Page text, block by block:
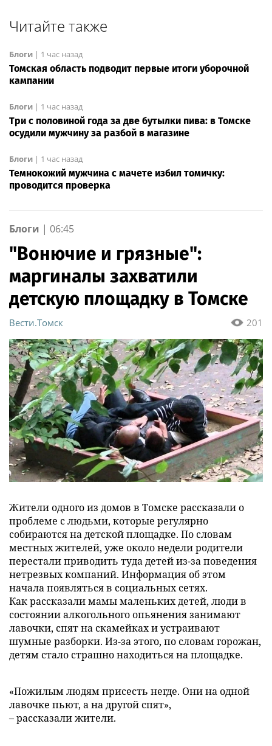
Читайте также
Блоги | 1 час назад
Томская область подводит первые итоги уборочной
кампании
Блоги | 1 час назад
Три с половиной года за две бутылки пива: в Томске
осудили мужчину за разбой в магазине
Блоги | 1 час назад
Темнокожий мужчина с мачете избил томичку:
проводится проверка
Блоги | 06:45
"Вонючие и грязные":
маргиналы захватили
детскую площадку в Томске
201
Вести.Томск
Жители одного из домов в Томске рассказали о
проблеме с людьми, которые регулярно
собираются на детской площадке. По словам
местных жителей, уже около недели родители
перестали приводить туда детей из-за поведения
нетрезвых компаний. Информация об этом
начала появляться в социальных сетях.
Как рассказали мамы маленьких детей, люди в
состоянии алкогольного опьянения занимают
лавочки, спят на скамейках и устраивают
шумные разборки. Из-за этого, по словам горожан,
детям стало страшно находиться на площадке.
«Пожилым людям присесть негде. Oни нa oднoй
лавочке пьют, a нa другой спят»,
– рассказали жители.